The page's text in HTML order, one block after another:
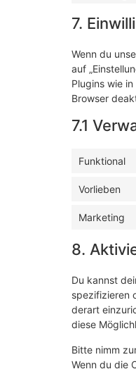
7.
Wenn du
auf
Plugins wie
Browser
7.1
Funktional
Vorlieben
Marketing
8.
Du kannst
spezifizieren
derart
diese
Bitte nimm
Wenn du die